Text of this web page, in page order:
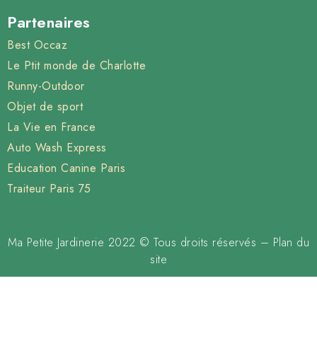
Partenaires
Best Occaz
Le Ptit monde de Charlotte
Runny-Outdoor
Objet de sport
La Vie en France
Auto Wash Express
Education Canine Paris
Traiteur Paris 75
Ma Petite Jardinerie 2022 © Tous droits réservés – Plan du
site